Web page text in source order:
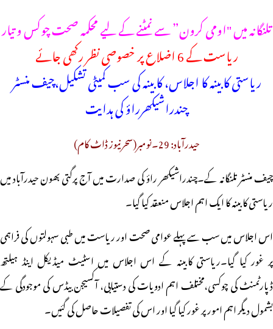
تلنگانہ میں "اومی کرون” سے نمٹنے کے لیے محکمہ صحت چوکس و تیار
ریاست کے 6 اضلاع پر خصوصی نظر رکھی جائے
ریاستی کابینہ کا اجلاس، کابینہ کی سب کمیٹی تشکیل،چیف منسٹر
چندراشیکھرراؤ کی ہدایت
حیدرآباد: 29۔نومبر(سحرنیوز ڈاٹ کام)
چیف منسٹر تلنگانہ کے۔چندراشیکھر راؤ کی صدارت میں آج پرگتی بھون حیدرآباد میں
ریاستی کابینہ کا ایک اہم اجلاس منعقد کیا گیا۔
اس اجلاس میں سب سے پہلے عوامی صحت اور ریاست میں طبی سہولتوں کی فراہمی
پر غور کیا گیا۔ریاستی کابینہ کے اس اجلاس میں اسٹیٹ میڈیکل اینڈ ہیلتھ
ڈپارٹمنٹ کی چوکسی،مختلف اہم ادویات کی دستیابی، آکسیجن بیڈس کی موجودگی کے
بشمول دیگر اہم امور پر غور کیا گیا اور اس کی تفصیلات حاصل کی گئیں۔